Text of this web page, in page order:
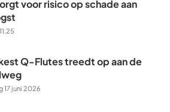
voor risico op schade aan
Q-Flutes treedt op aan de
17 juni 2026